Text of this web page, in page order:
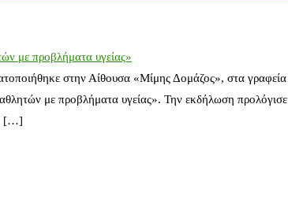
με προβλήματα υγείας»
στην Αίθουσα «Μίμης Δομάζος», στα
με προβλήματα υγείας». Την εκδήλωση
[…]